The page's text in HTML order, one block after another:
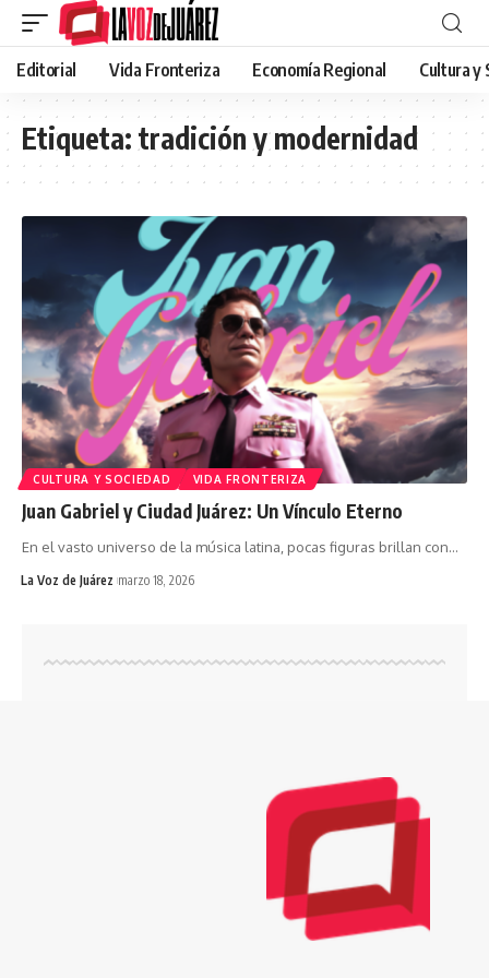
Editorial Vida Fronteriza Economía Regional Cultura y
Etiqueta:tradición y modernidad
CULTURA Y SOCIEDAD VIDA FRONTERIZA
Juan Gabriel y Ciudad Juárez: Un Vínculo Eterno
En el vasto universo de la música latina, pocas figuras brillan con…
La Voz de Juárez marzo 18, 2026